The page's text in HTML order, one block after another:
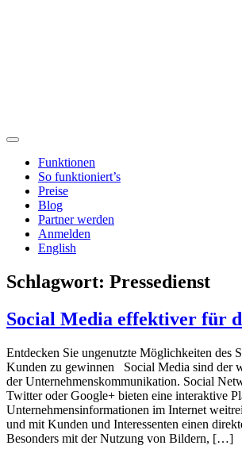
Funktionen
So funktioniert’s
Preise
Blog
Partner werden
Anmelden
English
Schlagwort: Pressedienst
Social Media effektiver für
Entdecken Sie ungenutzte Möglichkeiten des
Kunden zu gewinnen Social Media sind der
der Unternehmenskommunikation. Social
Twitter oder Google+ bieten eine interaktive
Unternehmensinformationen im Internet
und mit Kunden und Interessenten einen
Besonders mit der Nutzung von Bildern, […]